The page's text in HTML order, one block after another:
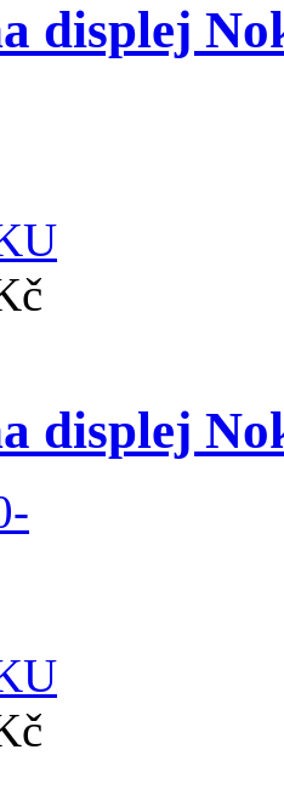
displej
displej